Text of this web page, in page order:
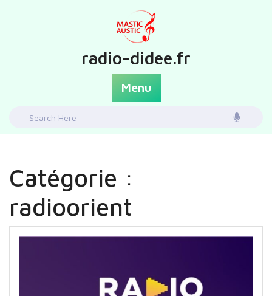
radio-didee.fr
Menu
Search
Catégorie :
radioorient